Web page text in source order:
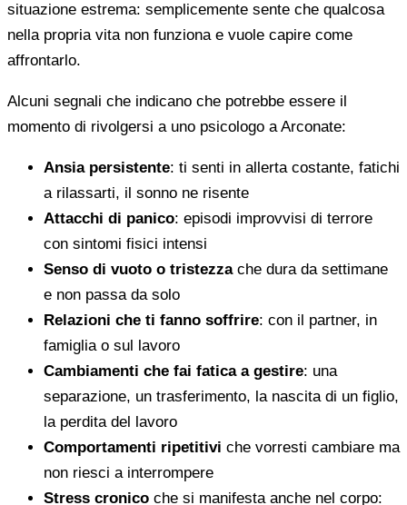
situazione estrema: semplicemente sente che qualcosa
nella propria vita non funziona e vuole capire come
affrontarlo.
Alcuni segnali che indicano che potrebbe essere il
momento di rivolgersi a uno psicologo a Arconate:
Ansia persistente: ti senti in allerta costante, fatichi
a rilassarti, il sonno ne risente
Attacchi di panico: episodi improvvisi di terrore
con sintomi fisici intensi
Senso di vuoto o tristezzache dura da settimane
e non passa da solo
Relazioni che ti fanno soffrire: con il partner, in
famiglia o sul lavoro
Cambiamenti che fai fatica a gestire: una
separazione, un trasferimento, la nascita di un figlio,
la perdita del lavoro
Comportamenti ripetitivi che vorresti cambiare ma
non riesci a interrompere
Stress cronico che si manifesta anche nel corpo: